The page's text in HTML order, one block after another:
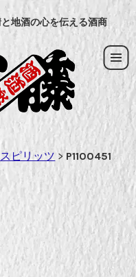
地酒の心を伝える酒商
ピリッツ >P1100451